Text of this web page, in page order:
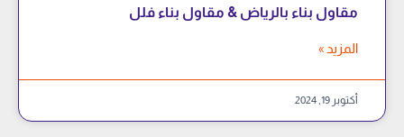
مقاول بناء بالرياض & مقاول بناء فلل
المزيد »
أكتوبر 19, 2024